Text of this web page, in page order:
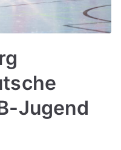
Jugend